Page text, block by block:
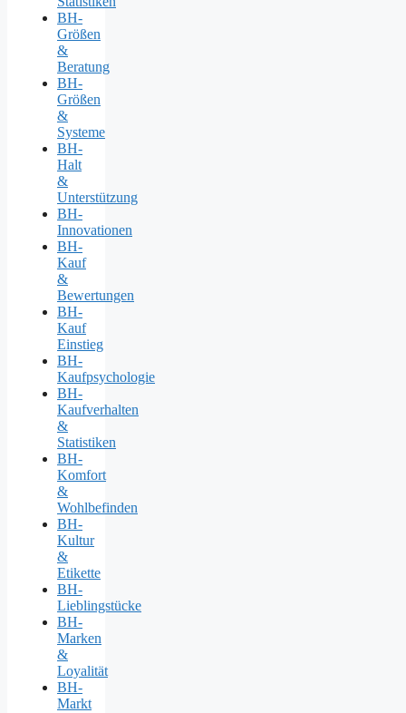
BH-
Größen
&
Beratung
BH-
Größen
&
Systeme
BH-
Halt
&
Unterstützung
BH-
Innovationen
BH-
Kauf
&
Bewertungen
BH-
Kauf
Einstieg
BH-
Kaufpsychologie
BH-
Kaufverhalten
&
Statistiken
BH-
Komfort
&
Wohlbefinden
BH-
Kultur
&
Etikette
BH-
Lieblingstücke
BH-
Marken
&
Loyalität
BH-
Markt